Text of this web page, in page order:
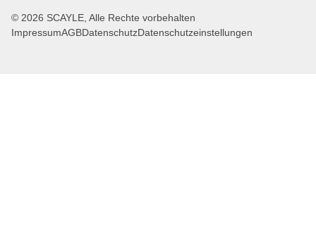
© 2026 SCAYLE, Alle Rechte vorbehalten
ImpressumAGBDatenschutzDatenschutzeinstellungen